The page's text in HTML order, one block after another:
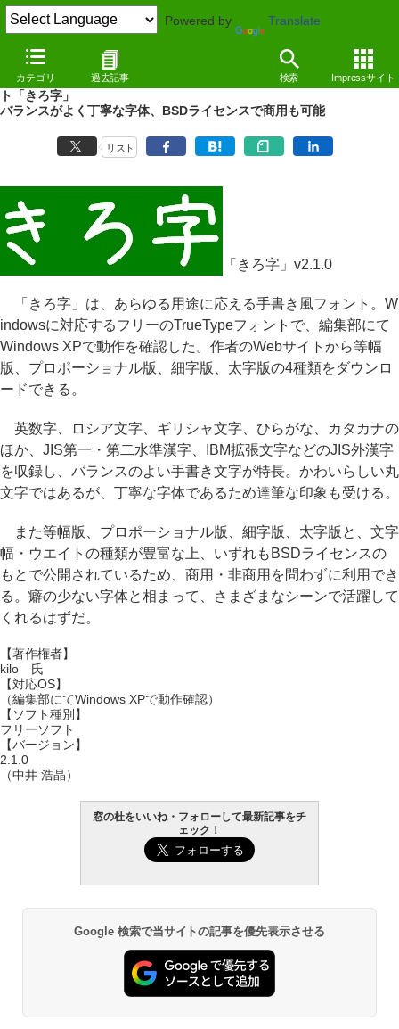
Powered by Translate
カテゴリ 過去記事 検索 Impressサイト
REVIEW
（11/07/13）
第二水準まで収録して文字幅・ウエイトの種類も豊富な手書き風フォン
ト「きろ字」
バランスがよく丁寧な字体、BSDライセンスで商用も可能
リスト
「きろ字」v2.1.0
「きろ字」は、あらゆる用途に応える手書き風フォント。W
indowsに対応するフリーのTrueTypeフォントで、編集部にて
Windows XPで動作を確認した。作者のWebサイトから等幅
版、プロポーショナル版、細字版、太字版の4種類をダウンロ
ードできる。
英数字、ロシア文字、ギリシャ文字、ひらがな、カタカナの
ほか、JIS第一・第二水準漢字、IBM拡張文字などのJIS外漢字
を収録し、バランスのよい手書き文字が特長。かわいらしい丸
文字ではあるが、丁寧な字体であるため達筆な印象も受ける。
また等幅版、プロポーショナル版、細字版、太字版と、文字
幅・ウエイトの種類が豊富な上、いずれもBSDライセンスの
もとで公開されているため、商用・非商用を問わずに利用でき
る。癖の少ない字体と相まって、さまざまなシーンで活躍して
くれるはずだ。
【著作権者】
kilo 氏
【対応OS】
（編集部にてWindows XPで動作確認）
【ソフト種別】
フリーソフト
【バージョン】
2.1.0
（中井 浩晶）
窓の杜をいいね・フォローして最新記事をチ
ェック！
Google 検索で当サイトの記事を優先表示させる